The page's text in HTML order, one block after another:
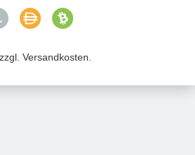
Versandkosten.